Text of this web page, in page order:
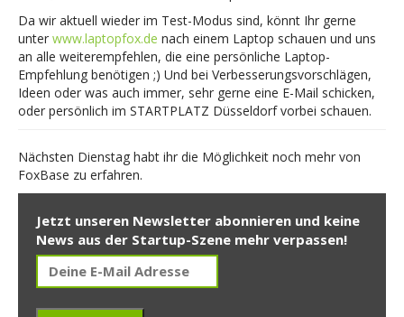
Da wir aktuell wieder im Test-Modus sind, könnt Ihr gerne
unter www.laptopfox.de nach einem Laptop schauen und uns
an alle weiterempfehlen, die eine persönliche Laptop-
Empfehlung benötigen ;) Und bei Verbesserungsvorschlägen,
Ideen oder was auch immer, sehr gerne eine E-Mail schicken,
oder persönlich im STARTPLATZ Düsseldorf vorbei schauen.
Nächsten Dienstag habt ihr die Möglichkeit noch mehr von
FoxBase zu erfahren.
Jetzt unseren Newsletter abonnieren und keine
News aus der Startup-Szene mehr verpassen!